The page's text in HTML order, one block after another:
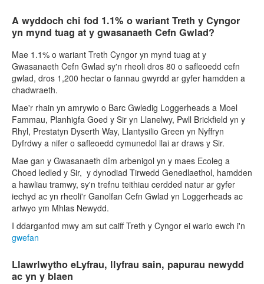
A wyddoch chi fod 1.1% o wariant Treth y Cyngor
yn mynd tuag at y gwasanaeth Cefn Gwlad?
Mae 1.1% o wariant Treth Cyngor yn mynd tuag at y
Gwasanaeth Cefn Gwlad sy'n rheoli dros 80 o safleoedd cefn
gwlad, dros 1,200 hectar o fannau gwyrdd ar gyfer hamdden a
chadwraeth.
Mae'r rhain yn amrywio o Barc Gwledig Loggerheads a Moel
Fammau, Planhigfa Goed y Sir yn Llanelwy, Pwll Brickfield yn y
Rhyl, Prestatyn Dyserth Way, Llantysilio Green yn Nyffryn
Dyfrdwy a nifer o safleoedd cymunedol llai ar draws y Sir.
Mae gan y Gwasanaeth dîm arbenigol yn y maes Ecoleg a
Choed ledled y Sir, y dynodiad Tirwedd Genedlaethol, hamdden
a hawliau tramwy, sy'n trefnu teithiau cerdded natur ar gyfer
iechyd ac yn rheoli'r Ganolfan Cefn Gwlad yn Loggerheads ac
arlwyo ym Mhlas Newydd.
I ddarganfod mwy am sut caiff Treth y Cyngor ei wario ewch i'n
gwefan
Llawrlwytho eLyfrau, llyfrau sain, papurau newydd
ac yn y blaen